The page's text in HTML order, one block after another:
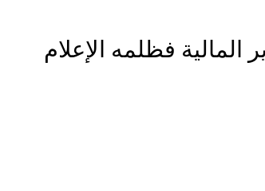
فظلمه الإعلام